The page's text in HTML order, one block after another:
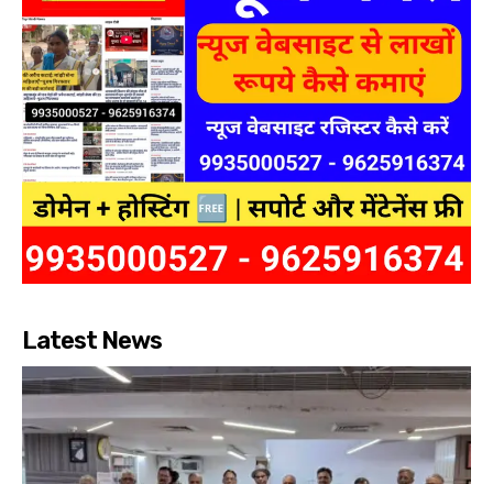
Latest News